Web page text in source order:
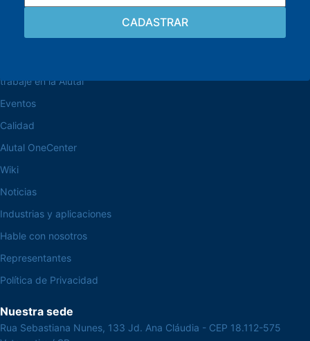
trabaje en la Alutal
Eventos
Calidad
Alutal OneCenter
Wiki
Noticias
Industrias y aplicaciones
Hable con nosotros
Representantes
Política de Privacidad
Nuestra sede
Rua Sebastiana Nunes, 133 Jd. Ana Cláudia - CEP 18.112-575